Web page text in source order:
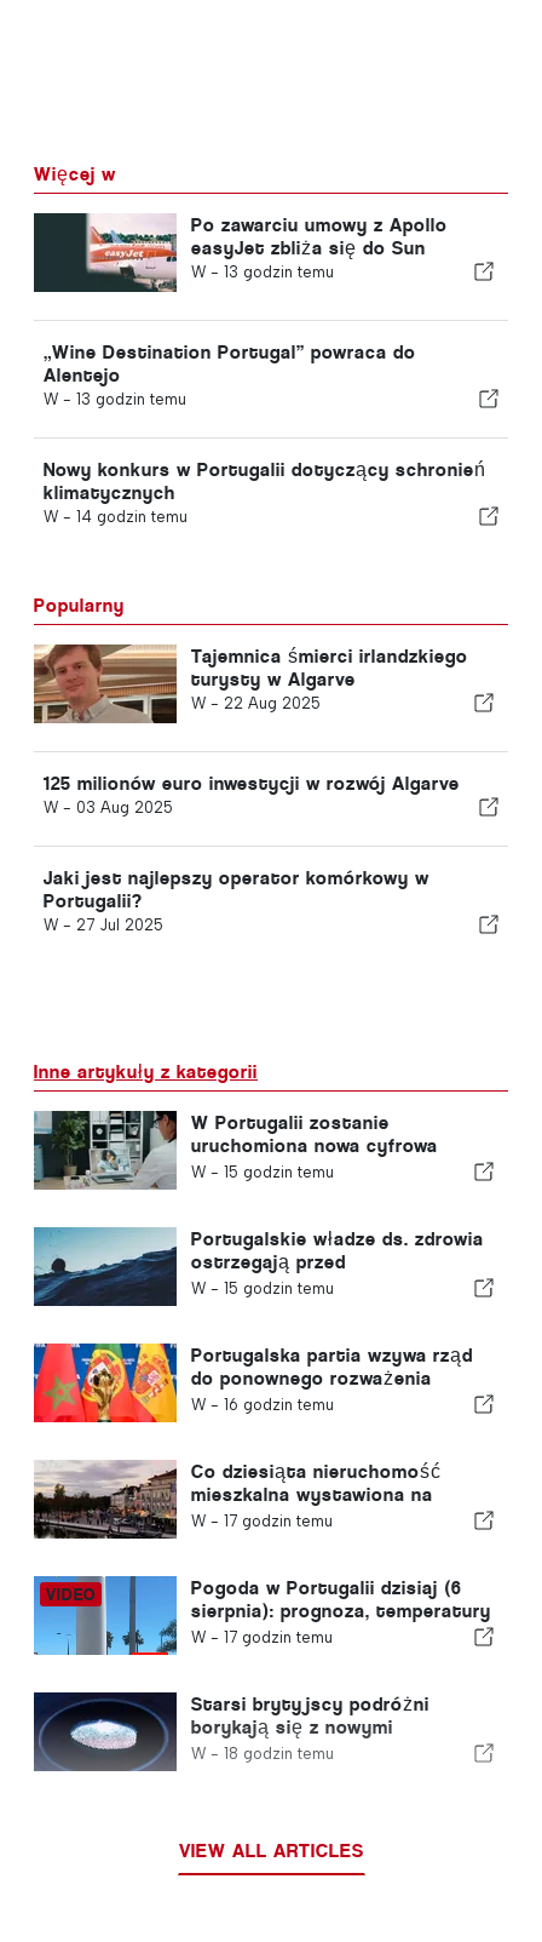
Więcej w
Po zawarciu umowy z Apollo
easyJet zbliża się do Sun
W - 13 godzin temu
„Wine Destination Portugal” powraca do
Alentejo
W - 13 godzin temu
Nowy konkurs w Portugalii dotyczący schronień
klimatycznych
W - 14 godzin temu
Popularny
Tajemnica śmierci irlandzkiego
turysty w Algarve
W - 22 Aug 2025
125 milionów euro inwestycji w rozwój Algarve
W - 03 Aug 2025
Jaki jest najlepszy operator komórkowy w
Portugalii?
W - 27 Jul 2025
Inne artykuły z kategorii
W Portugalii zostanie
uruchomiona nowa cyfrowa
platforma opieki zdrowotnej
W - 15 godzin temu
Portugalskie władze ds. zdrowia
ostrzegają przed
niebezpieczeństwem utonięcia
W - 15 godzin temu
Portugalska partia wzywa rząd
do ponownego rozważenia
decyzji o przyznaniu Maroku
roku w związku z kryzysem w
Ceucie
W - 16 godzin temu
Co dziesiąta nieruchomość
mieszkalna wystawiona na
sprzedaż w Portugalii znajduje
W - 17 godzin temu
Pogoda w Portugalii dzisiaj (6
sierpnia): prognoza, temperatury
i czego można się spodziewać
W - 17 godzin temu
Starsi brytyjscy podróżni
borykają się z nowymi
kontrolami odcisków palców
W - 18 godzin temu
VIEW ALL ARTICLES